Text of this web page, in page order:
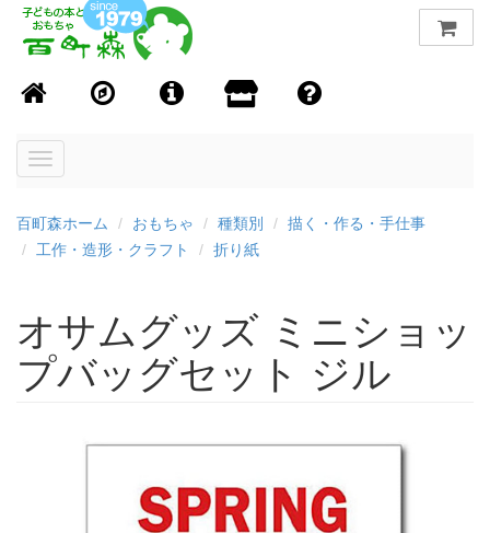
Toggle
百町森ホーム おもちゃ 種類別
描く・作る・手仕事
工作・造形・クラフト
折り紙
オサムグッズ ミニショッ
プバッグセット ジル